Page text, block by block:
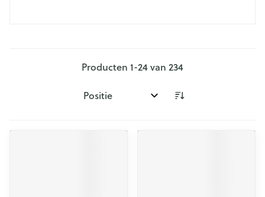
Producten 1-24van 234
Sorteer op: